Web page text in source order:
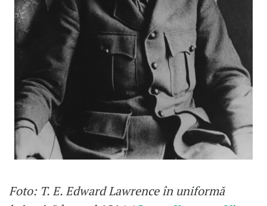
Foto: T. E. Edward Lawrence în uniformă